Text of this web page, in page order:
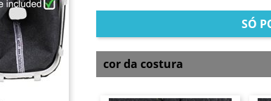
SÓ
cor da costura